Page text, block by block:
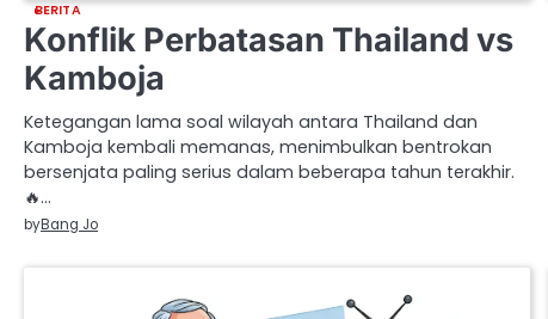
BERITA
Konflik Perbatasan Thailand vs
Kamboja
Ketegangan lama soal wilayah antara Thailand dan
Kamboja kembali memanas, menimbulkan bentrokan
bersenjata paling serius dalam beberapa tahun terakhir.
🔥…
byBang Jo